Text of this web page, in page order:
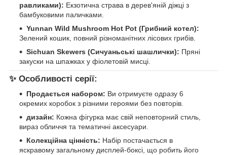
равликами): Екзотична страва в дерев'яній діжці з
бамбуковими паличками.
Yunnan Wild Mushroom Hot Pot (Грибний котел):
Зелений кошик, повний різноманітних лісових грибів.
Sichuan Skewers (Сичуаньські шашлички): Пряні
закуски на шпажках у фіолетовій мисці.
✨ Особливості серії:
Продається набором: Ви отримуєте одразу 6
окремих коробок з різними героями без повторів.
дизайн: Кожна фігурка має свій неповторний стиль,
вираз обличчя та тематичні аксесуари.
Колекційна цінність: Набір постачається в
яскравому загальному дисплей-боксі, що робить його